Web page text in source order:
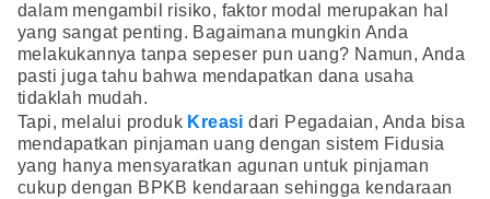
dalam mengambil risiko, faktor modal merupakan hal
yang sangat penting. Bagaimana mungkin Anda
melakukannya tanpa sepeser pun uang? Namun, Anda
pasti juga tahu bahwa mendapatkan dana usaha
tidaklah mudah.
Tapi, melalui produk Kreasi dari Pegadaian, Anda bisa
mendapatkan pinjaman uang dengan sistem Fidusia
yang hanya mensyaratkan agunan untuk pinjaman
cukup dengan BPKB kendaraan sehingga kendaraan